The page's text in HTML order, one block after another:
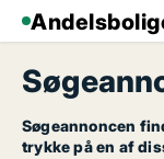
Søgeannoncen
trykke på en af